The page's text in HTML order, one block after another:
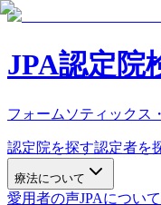
JPA認定院
フォームソティックス
認定院を探す認定者を
療法について
愛用者の声JPAについて